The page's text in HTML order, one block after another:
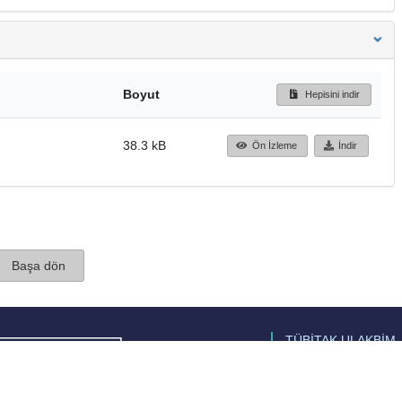
Boyut Hepisini indir
38.3 kB Ön İzleme İndir
Başa dön
TÜBİTAK ULAKBİM